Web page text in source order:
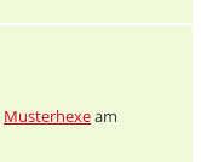
Musterhexeam